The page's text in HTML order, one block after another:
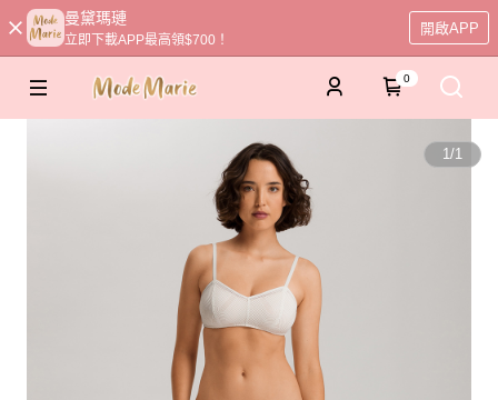
曼黛瑪璉
立即下載APP最高領$700！
開啟APP
0
1/1